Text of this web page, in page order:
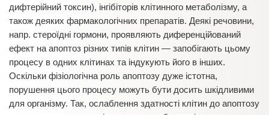
дифтерійний токсин), інгібіторів клітинного метаболізму, а
також деяких фармакологічних препаратів. Деякі речовини,
напр. стероїдні гормони, проявляють диференційований
ефект на апоптоз різних типів клітин — запобігають цьому
процесу в одних клітинах та індукують його в інших.
Оскільки фізіологічна роль апоптозу дуже істотна,
порушення цього процесу можуть бути досить шкідливими
для організму. Так, ослаблення здатності клітин до апоптозу